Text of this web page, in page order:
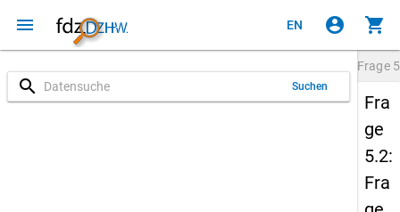
menu EN account_circle shopping_cart
search Suchen
Frage
Fra
ge
5.2:
Fra